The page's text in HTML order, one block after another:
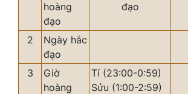
hoàng
đạo
đạo
2
Ngày hắc
đạo
3
Giờ
hoàng
Tí (23:00-0:59)
Sửu (1:00-2:59)